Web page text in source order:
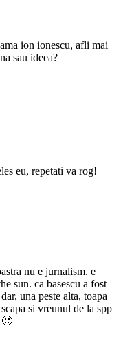
ion ionescu, afli mai
sau ideea?
eu, repetati va rog!
nu e jurnalism. e
sun. ca basescu a fost
una peste alta, toapa
si vreunul de la spp
🙂